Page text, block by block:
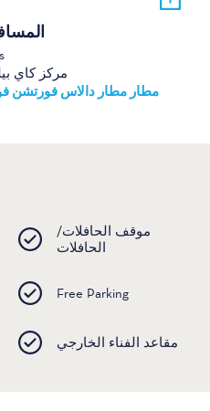
مركز كاي
مطار مطار دالاس فورتشن
موقف الحافلات/
الحافلات
Free Parking
مقاعد الفناء الخارجي